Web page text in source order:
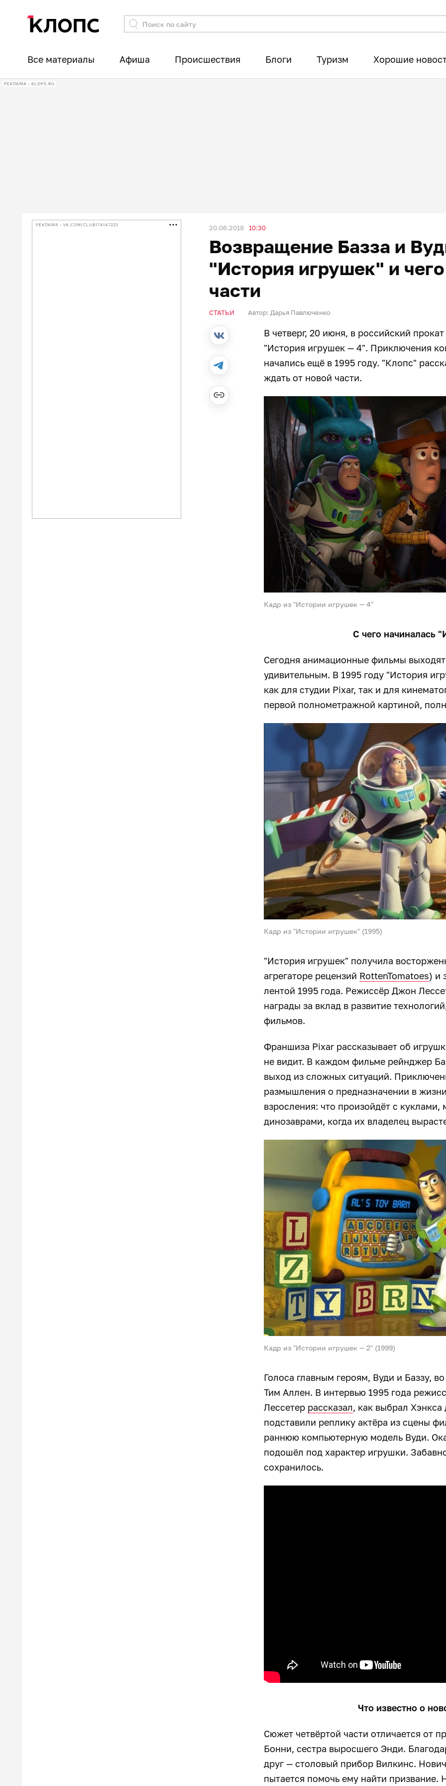
Все материалы Афиша Происшествия Блоги Туризм Хорошие
РЕКЛАМА • KLOPS.RU
РЕКЛАМА • VK.COM/CLUB174147223 20.06.2019 10:30
Возвращение Базза и
"История игрушек" и
части
СТАТЬИ Автор: Дарья Павлюченко
В четверг, 20 июня, в российский
"История игрушек — 4". Приключения
начались ещё в 1995 году. "Клопс"
ждать от новой части.
Кадр из "Истории игрушек — 4"
С чего начиналась
Сегодня анимационные фильмы
удивительным. В 1995 году "История
как для студии Pixar, так и для
первой полнометражной картиной,
Кадр из "Истории игрушек" (1995)
"История игрушек" получила
агрегаторе рецензий RottenTomatoes) и
лентой 1995 года. Режиссёр Джон
награды за вклад в развитие
фильмов.
Франшиза Pixar рассказывает об
не видит. В каждом фильме рейнджер
выход из сложных ситуаций.
размышления о предназначении в
взросления: что произойдёт с
динозаврами, когда их владелец
Кадр из "Истории игрушек — 2" (1999)
Голоса главным героям, Вуди и Баззу,
Тим Аллен. В интервью 1995 года
Лессетер рассказал, как выбрал
подставили реплику актёра из сцены
раннюю компьютерную модель Вуди.
подошёл под характер игрушки.
сохранилось.
Что известно о
Сюжет четвёртой части отличается от
Бонни, сестра выросшего Энди.
друг — столовый прибор Вилкинс.
пытается помочь ему найти призвание.